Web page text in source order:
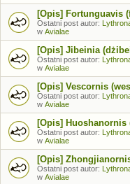
[Opis] Fortunguavis
Ostatni post autor:
w Avialae
[Opis] Jibeinia
Ostatni post autor:
w Avialae
[Opis] Vescornis
Ostatni post autor:
w Avialae
[Opis] Huoshanornis
Ostatni post autor:
w Avialae
[Opis]
Ostatni post autor:
w Avialae